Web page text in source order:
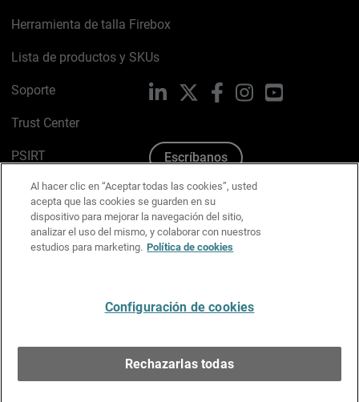
Herramienta de talla Firebox
Lista de productos y SKUs
Soporte
Trust Center
PSIRT
Política de cookies
Política de privacidad
Kit de medios y marca
LinkedIn FacebookInstagramYouTube
Escríbanos
Al hacer clic en “Aceptar todas las cookies”, usted
acepta que las cookies se guarden en su
dispositivo para mejorar la navegación del sitio,
analizar el uso del mismo, y colaborar con nuestros
estudios para marketing. Política de cookies
Configuración de cookies
Rechazarlas todas